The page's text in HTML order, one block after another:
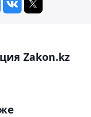
Zakon.kz